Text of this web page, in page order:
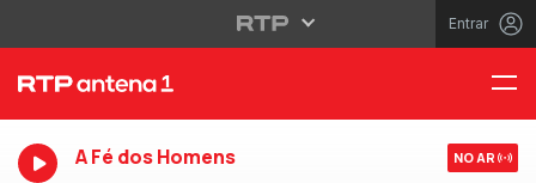
Entrar
A Fé dos Homens NO AR